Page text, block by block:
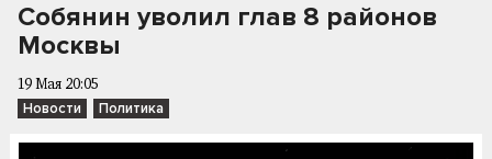
Собянин уволил глав 8 районов
Москвы
19 Мая 20:05
Новости Политика